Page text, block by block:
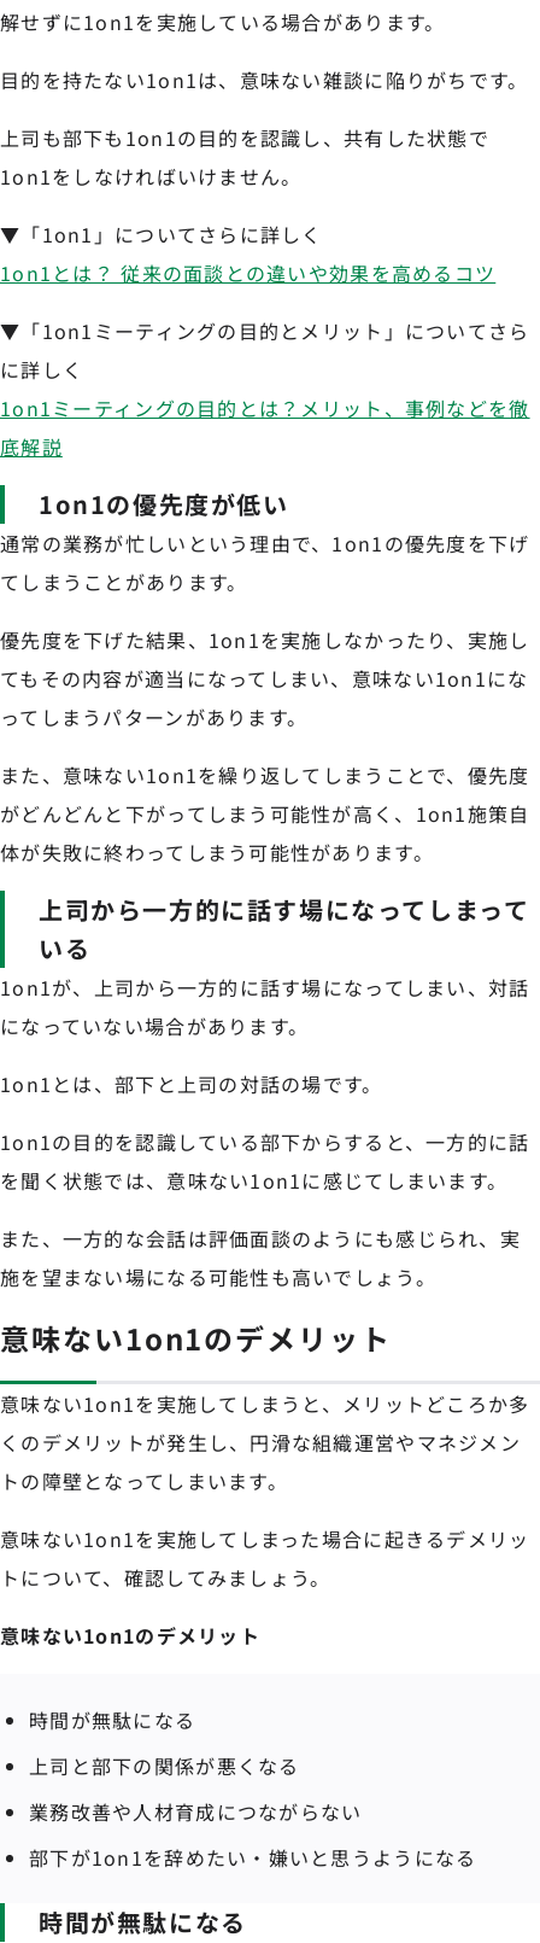
解せずに1on1を実施している場合があります。
目的を持たない1on1は、意味ない雑談に陥りがちです。
上司も部下も1on1の目的を認識し、共有した状態で
1on1をしなければいけません。
▼「1on1」についてさらに詳しく
1on1とは？ 従来の面談との違いや効果を高めるコツ
▼「1on1ミーティングの目的とメリット」についてさら
に詳しく
1on1ミーティングの目的とは？メリット、事例などを徹
底解説
1on1の優先度が低い
通常の業務が忙しいという理由で、1on1の優先度を下げ
てしまうことがあります。
優先度を下げた結果、1on1を実施しなかったり、実施し
てもその内容が適当になってしまい、意味ない1on1にな
ってしまうパターンがあります。
また、意味ない1on1を繰り返してしまうことで、優先度
がどんどんと下がってしまう可能性が高く、1on1施策自
体が失敗に終わってしまう可能性があります。
上司から一方的に話す場になってしまって
いる
1on1が、上司から一方的に話す場になってしまい、対話
になっていない場合があります。
1on1とは、部下と上司の対話の場です。
1on1の目的を認識している部下からすると、一方的に話
を聞く状態では、意味ない1on1に感じてしまいます。
また、一方的な会話は評価面談のようにも感じられ、実
施を望まない場になる可能性も高いでしょう。
意味ない1on1のデメリット
意味ない1on1を実施してしまうと、メリットどころか多
くのデメリットが発生し、円滑な組織運営やマネジメン
トの障壁となってしまいます。
意味ない1on1を実施してしまった場合に起きるデメリッ
トについて、確認してみましょう。
意味ない1on1のデメリット
時間が無駄になる
上司と部下の関係が悪くなる
業務改善や人材育成につながらない
部下が1on1を辞めたい・嫌いと思うようになる
時間が無駄になる